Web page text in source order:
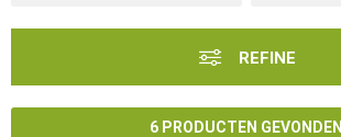
REFINE
6 PRODUCTEN GEVONDEN